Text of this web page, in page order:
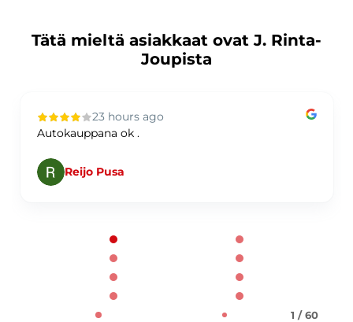
Tätä mieltä asiakkaat ovat J. Rinta-
Joupista
23 hours ago
Autokauppana ok .
Reijo Pusa
1 / 60